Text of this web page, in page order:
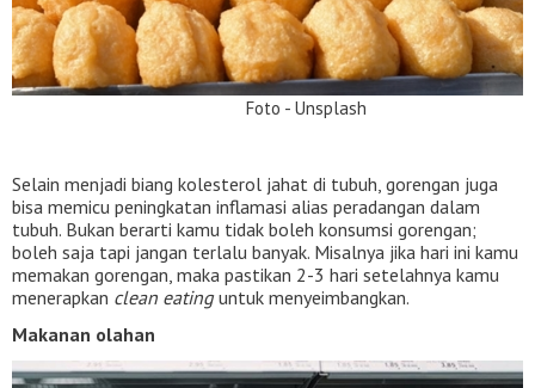
Foto - Unsplash
Selain menjadi biang kolesterol jahat di tubuh, gorengan juga
bisa memicu peningkatan inflamasi alias peradangan dalam
tubuh. Bukan berarti kamu tidak boleh konsumsi gorengan;
boleh saja tapi jangan terlalu banyak. Misalnya jika hari ini kamu
memakan gorengan, maka pastikan 2-3 hari setelahnya kamu
menerapkan clean eatinguntuk menyeimbangkan.
Makanan olahan